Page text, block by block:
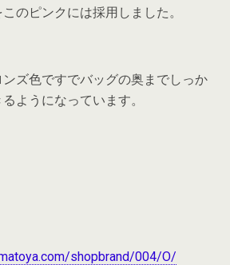
のピンクには採用しました。
ズ色ですでバッグの奥までしっか
ようになっています。
shopbrand/004/O/